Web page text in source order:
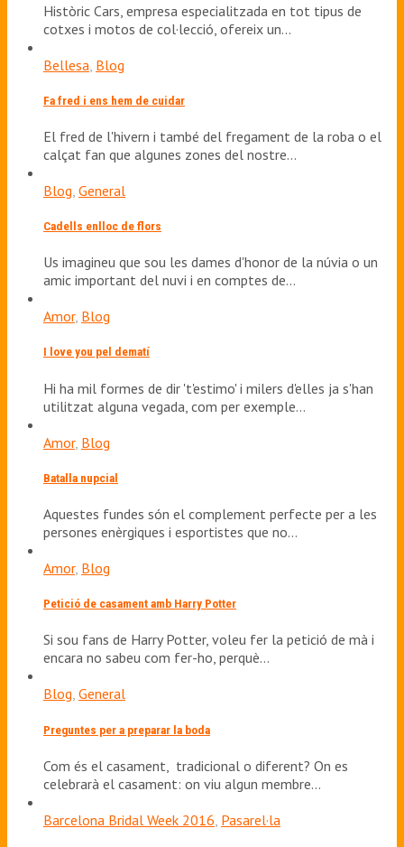
Històric Cars, empresa especialitzada en tot tipus de
cotxes i motos de col·lecció, ofereix un…
Bellesa Blog
Fa fred i ens hem de cuidar
El fred de l'hivern i també del fregament de la roba o el
calçat fan que algunes zones del nostre…
Blog General
Cadells enlloc de flors
Us imagineu que sou les dames d'honor de la núvia o un
amic important del nuvi i en comptes de…
Amor, Blog
I love you pel dematí
Hi ha mil formes de dir 't'estimo' i milers d'elles ja s'han
utilitzat alguna vegada, com per exemple…
Amor, Blog
Batalla nupcial
Aquestes fundes són el complement perfecte per a les
persones enèrgiques i esportistes que no…
Amor, Blog
Petició de casament amb Harry Potter
Si sou fans de Harry Potter, voleu fer la petició de mà i
encara no sabeu com fer-ho, perquè…
Blog, General
Preguntes per a preparar la boda
Com és el casament, tradicional o diferent? On es
celebrarà el casament: on viu algun membre…
Barcelona Bridal Week 2016 Pasarel·la